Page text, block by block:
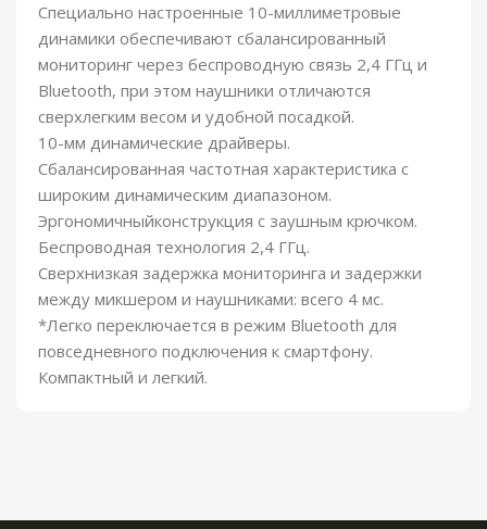
Специально настроенные 10-миллиметровые
динамики обеспечивают сбалансированный
мониторинг через беспроводную связь 2,4 ГГц и
Bluetooth, при этом наушники отличаются
сверхлегким весом и удобной посадкой.
10-мм динамические драйверы.
Сбалансированная частотная характеристика с
широким динамическим диапазоном.
Эргономичныйконструкция с заушным крючком.
Беспроводная технология 2,4 ГГц.
Сверхнизкая задержка мониторинга и задержки
между микшером и наушниками: всего 4 мс.
*Легко переключается в режим Bluetooth для
повседневного подключения к смартфону.
Компактный и легкий.